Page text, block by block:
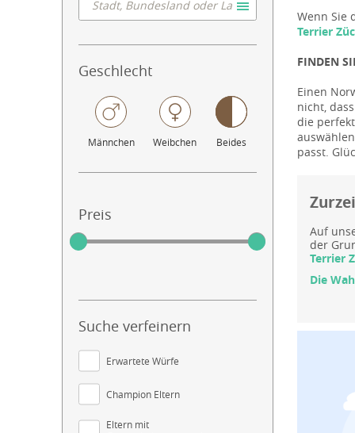
Geschlecht
Männchen Weibchen Beides
Preis
Suche verfeinern
Erwartete Würfe
Champion Eltern
Eltern mit
Wenn Sie
Terrier
FINDEN
Einen
nicht,
die
passt.
Auf
der
Terrier
Die